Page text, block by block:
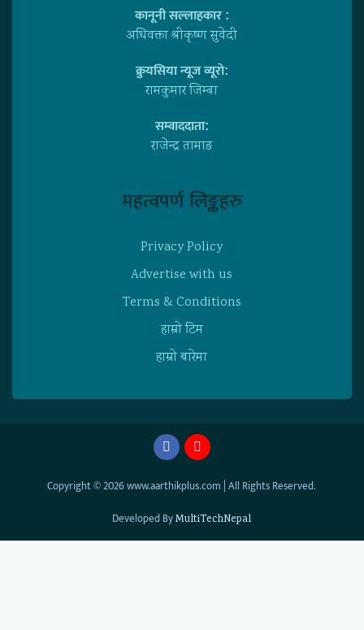
कानूनी सल्लाहकार :
अधिवक्ता श्रीकृष्ण सुवेदी
क्रुयसिया न्यूज व्यूराे:
रामकुमार जिम्बा
सम्वाददाता:
राजेन्द्र तामाङ
महत्वपर्ण लिङ्कहरु
Privacy Policy
Advertise with us
Terms & Conditions
हाम्राे टिम
हाम्राे बारेमा
Copyright © 2026 www.aarthikplus.com | All Rights Reserved.
Developed ByMultiTechNepal